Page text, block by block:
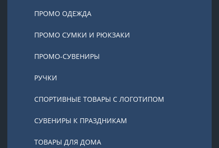
ПРОМО ОДЕЖДА
ПРОМО СУМКИ И РЮКЗАКИ
ПРОМО-СУВЕНИРЫ
РУЧКИ
СПОРТИВНЫЕ ТОВАРЫ С ЛОГОТИПОМ
СУВЕНИРЫ К ПРАЗДНИКАМ
ТОВАРЫ ДЛЯ ДОМА